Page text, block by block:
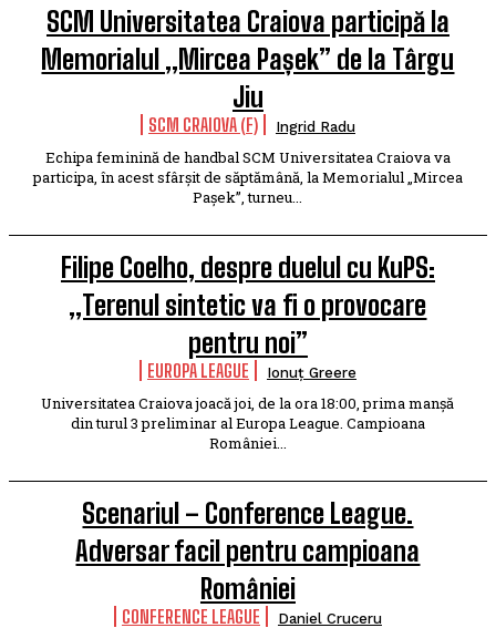
SCM Universitatea Craiova participă la
Memorialul „Mircea Pașek” de la Târgu
Jiu
SCM CRAIOVA (F) Ingrid Radu
Echipa feminină de handbal SCM Universitatea Craiova va
participa, în acest sfârșit de săptămână, la Memorialul „Mircea
Pașek”, turneu...
Filipe Coelho, despre duelul cu KuPS:
„Terenul sintetic va fi o provocare
pentru noi”
EUROPA LEAGUE Ionuț Greere
Universitatea Craiova joacă joi, de la ora 18:00, prima manșă
din turul 3 preliminar al Europa League. Campioana
României...
Scenariul – Conference League.
Adversar facil pentru campioana
României
CONFERENCE LEAGUE Daniel Cruceru